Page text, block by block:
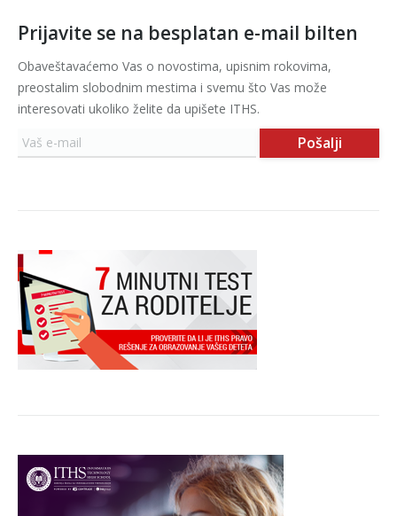
Prijavite se na besplatan e-mail bilten
Obaveštavaćemo Vas o novostima, upisnim rokovima,
preostalim slobodnim mestima i svemu što Vas može
interesovati ukoliko želite da upišete ITHS.